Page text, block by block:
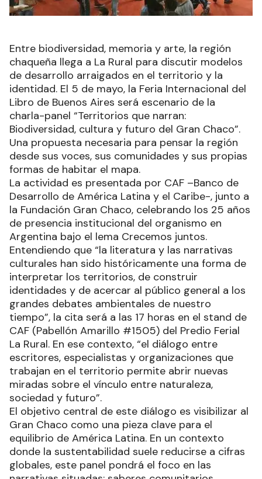
Entre biodiversidad, memoria y arte, la región
chaqueña llega a La Rural para discutir modelos
de desarrollo arraigados en el territorio y la
identidad. El 5 de mayo, la Feria Internacional del
Libro de Buenos Aires será escenario de la
charla-panel “Territorios que narran:
Biodiversidad, cultura y futuro del Gran Chaco”.
Una propuesta necesaria para pensar la región
desde sus voces, sus comunidades y sus propias
formas de habitar el mapa.
La actividad es presentada por CAF –Banco de
Desarrollo de América Latina y el Caribe-, junto a
la Fundación Gran Chaco, celebrando los 25 años
de presencia institucional del organismo en
Argentina bajo el lema Crecemos juntos.
Entendiendo que “la literatura y las narrativas
culturales han sido históricamente una forma de
interpretar los territorios, de construir
identidades y de acercar al público general a los
grandes debates ambientales de nuestro
tiempo”, la cita será a las 17 horas en el stand de
CAF (Pabellón Amarillo #1505) del Predio Ferial
La Rural. En ese contexto, “el diálogo entre
escritores, especialistas y organizaciones que
trabajan en el territorio permite abrir nuevas
miradas sobre el vínculo entre naturaleza,
sociedad y futuro”.
El objetivo central de este diálogo es visibilizar al
Gran Chaco como una pieza clave para el
equilibrio de América Latina. En un contexto
donde la sustentabilidad suele reducirse a cifras
globales, este panel pondrá el foco en las